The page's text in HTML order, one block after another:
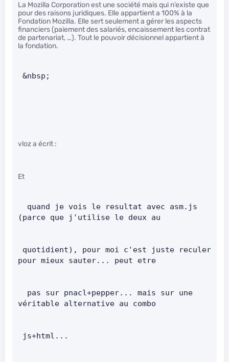
La Mozilla Corporation est une société mais qui n’existe que
pour des raisons juridiques. Elle appartient a 100% à la
Fondation Mozilla. Elle sert seulement a gérer les aspects
financiers (paiement des salariés, encaissement les contrat
de partenariat, …). Tout le pouvoir décisionnel appartient à
la fondation.
&nbsp;
vloz a écrit :
Et
(parce que j'utilise le deux au
pour mieux sauter... peut etre
véritable alternative au combo
js+html...